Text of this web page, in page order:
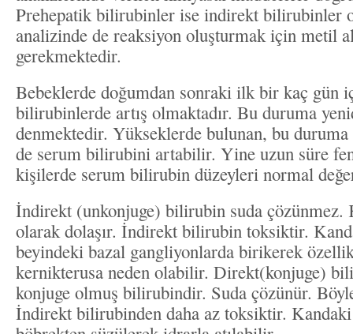
Prehepatik bilirubinler ise indirekt bilirubinler
analizinde de reaksiyon oluşturmak için metil
gerekmektedir.
Bebeklerde doğumdan sonraki ilk bir kaç gün
bilirubinlerde artış olmaktadır. Bu duruma
denmektedir. Yükseklerde bulunan, bu duruma
de serum bilirubini artabilir. Yine uzun süre
kişilerde serum bilirubin düzeyleri normal
İndirekt (unkonjuge) bilirubin suda çözünmez.
olarak dolaşır. İndirekt bilirubin toksiktir.
beyindeki bazal gangliyonlarda birikerek
kernikterusa neden olabilir. Direkt(konjuge)
konjuge olmuş bilirubindir. Suda çözünür.
İndirekt bilirubinden daha az toksiktir.